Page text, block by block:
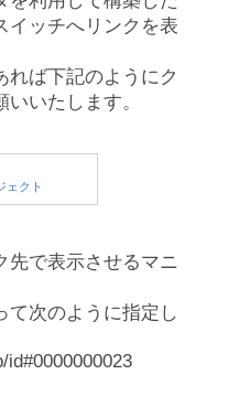
イッチへリンクを表
れば下記のようにク
いたします。
先で表示させるマニ
て次のように指定し
id#0000000023